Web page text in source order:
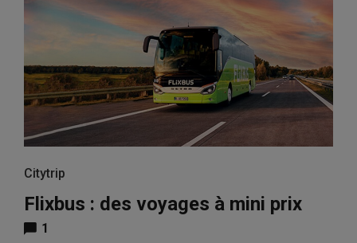
Citytrip
Flixbus : des voyages à mini prix
1